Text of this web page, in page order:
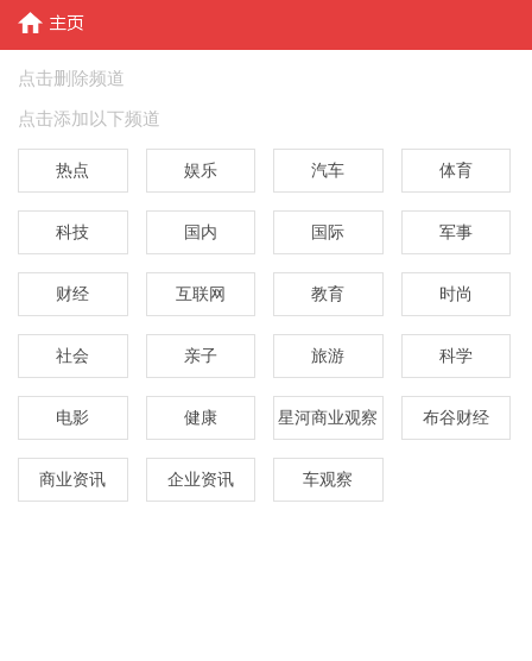
点击删除频道
点击添加以下频道
热点 娱乐 汽车 体育
科技 国内 国际 军事
财经 互联网 教育 时尚
社会 亲子 旅游 科学
电影 健康 星河商业观察 布谷财经
商业资讯 企业资讯 车观察